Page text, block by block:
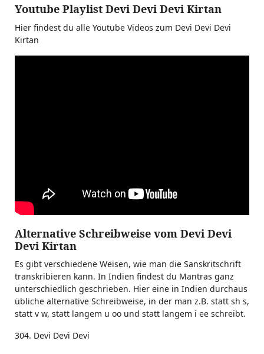
Youtube Playlist Devi Devi Devi Kirtan
Hier findest du alle Youtube Videos zum Devi Devi Devi
Kirtan
Alternative Schreibweise vom Devi Devi
Devi Kirtan
Es gibt verschiedene Weisen, wie man die Sanskritschrift
transkribieren kann. In Indien findest du Mantras ganz
unterschiedlich geschrieben. Hier eine in Indien durchaus
übliche alternative Schreibweise, in der man z.B. statt sh s,
statt v w, statt langem u oo und statt langem i ee schreibt.
304. Devi Devi Devi